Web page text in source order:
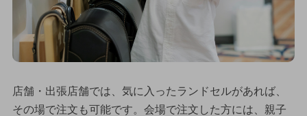
店舗・出張店舗では、気に入ったランドセルがあれば、
その場で注文も可能です。会場で注文した方には、親子